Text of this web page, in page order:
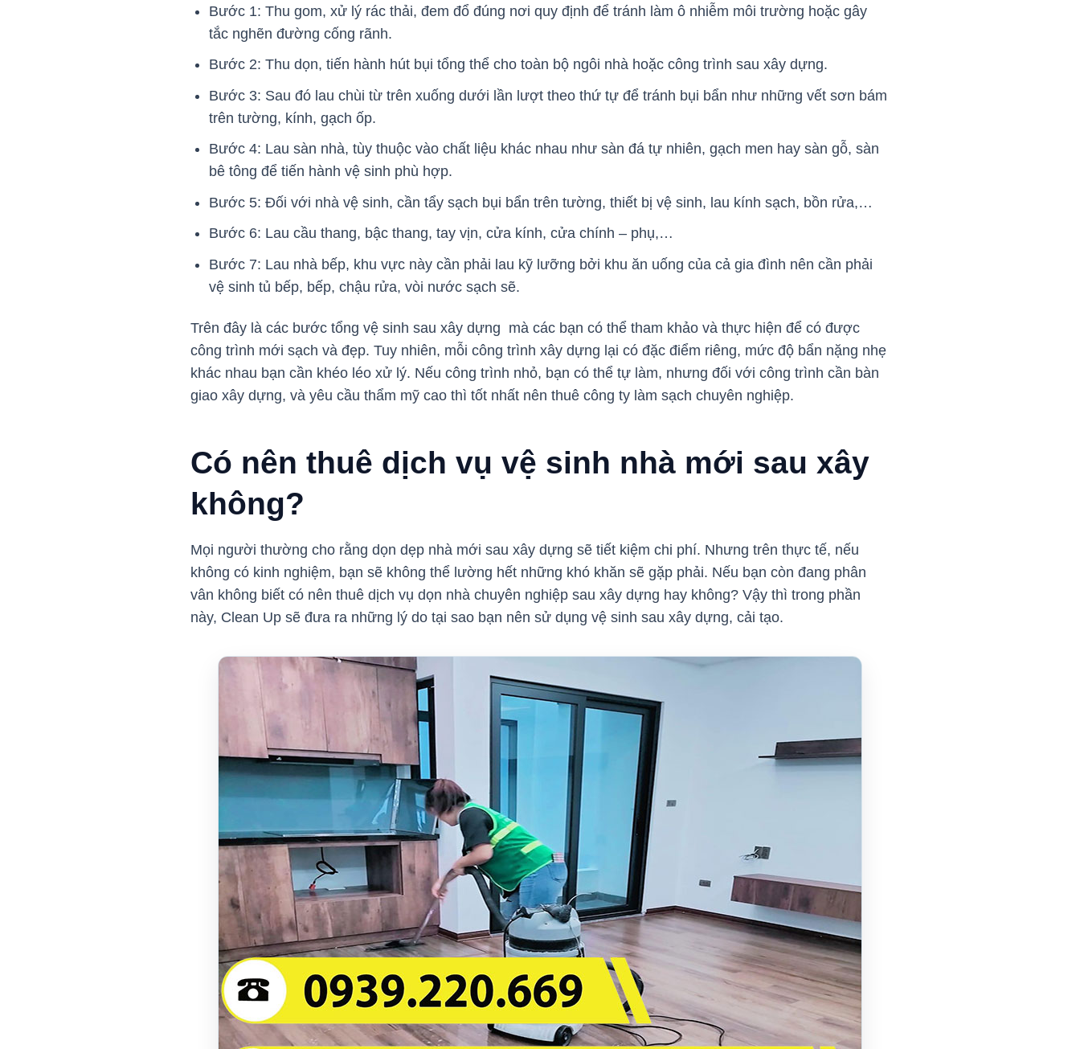
Bước 1: Thu gom, xử lý rác thải, đem đổ đúng nơi quy định để tránh làm ô nhiễm môi trường hoặc gây
tắc nghẽn đường cống rãnh.
Bước 2: Thu dọn, tiến hành hút bụi tổng thể cho toàn bộ ngôi nhà hoặc công trình sau xây dựng.
Bước 3: Sau đó lau chùi từ trên xuống dưới lần lượt theo thứ tự để tránh bụi bẩn như những vết sơn bám
trên tường, kính, gạch ốp.
Bước 4: Lau sàn nhà, tùy thuộc vào chất liệu khác nhau như sàn đá tự nhiên, gạch men hay sàn gỗ, sàn
bê tông để tiến hành vệ sinh phù hợp.
Bước 5: Đối với nhà vệ sinh, cần tẩy sạch bụi bẩn trên tường, thiết bị vệ sinh, lau kính sạch, bồn rửa,…
Bước 6: Lau cầu thang, bậc thang, tay vịn, cửa kính, cửa chính – phụ,…
Bước 7: Lau nhà bếp, khu vực này cần phải lau kỹ lưỡng bởi khu ăn uống của cả gia đình nên cần phải
vệ sinh tủ bếp, bếp, chậu rửa, vòi nước sạch sẽ.
Trên đây là các bước tổng vệ sinh sau xây dựng mà các bạn có thể tham khảo và thực hiện để có được
công trình mới sạch và đẹp. Tuy nhiên, mỗi công trình xây dựng lại có đặc điểm riêng, mức độ bẩn nặng nhẹ
khác nhau bạn cần khéo léo xử lý. Nếu công trình nhỏ, bạn có thể tự làm, nhưng đối với công trình cần bàn
giao xây dựng, và yêu cầu thẩm mỹ cao thì tốt nhất nên thuê công ty làm sạch chuyên nghiệp.
Có nên thuê dịch vụ vệ sinh nhà mới sau xây
không?
Mọi người thường cho rằng dọn dẹp nhà mới sau xây dựng sẽ tiết kiệm chi phí. Nhưng trên thực tế, nếu
không có kinh nghiệm, bạn sẽ không thể lường hết những khó khăn sẽ gặp phải. Nếu bạn còn đang phân
vân không biết có nên thuê dịch vụ dọn nhà chuyên nghiệp sau xây dựng hay không? Vậy thì trong phần
này, Clean Up sẽ đưa ra những lý do tại sao bạn nên sử dụng vệ sinh sau xây dựng, cải tạo.